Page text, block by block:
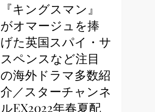
『キングスマン』
がオマージュを捧
げた英国スパイ・サ
スペンスなど注目
の海外ドラマ多数紹
介／スターチャンネ
ルEX2022年春夏配